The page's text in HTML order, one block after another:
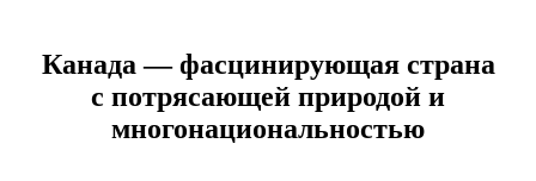
Канада — фасцинирующая страна
с потрясающей природой и
многонациональностью